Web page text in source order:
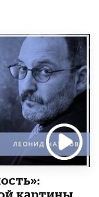
картины